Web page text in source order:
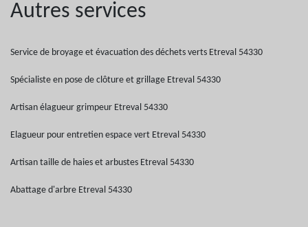
Autres services
Service de broyage et évacuation des déchets verts Etreval 54330
Spécialiste en pose de clôture et grillage Etreval 54330
Artisan élagueur grimpeur Etreval 54330
Elagueur pour entretien espace vert Etreval 54330
Artisan taille de haies et arbustes Etreval 54330
Abattage d'arbre Etreval 54330